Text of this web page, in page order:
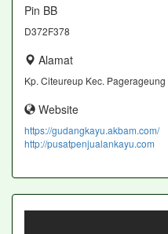
Pin BB
D372F378
Alamat
Kp. Citeureup Kec.
Website
https://gudangkayu.akbam.com/
http://pusatpenjualankayu.com